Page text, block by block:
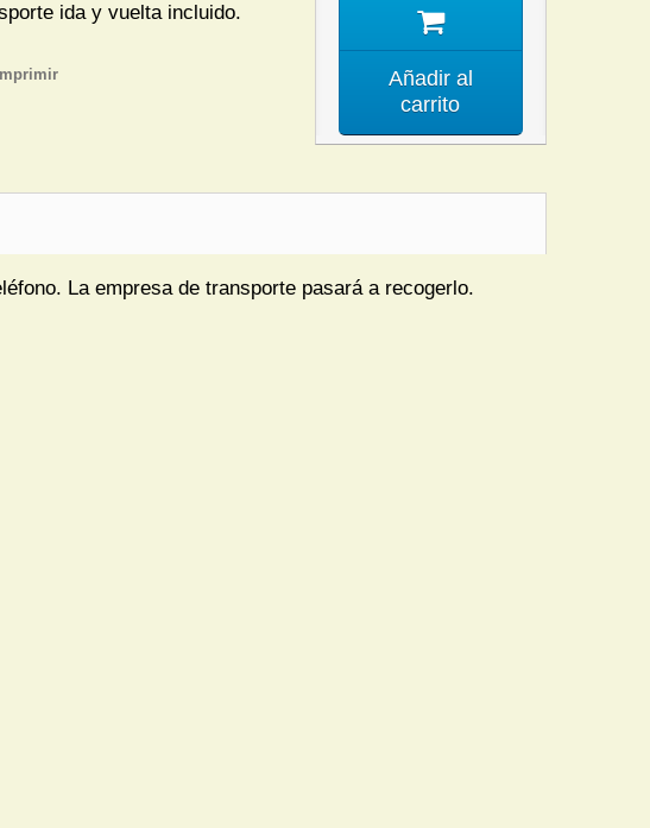
ida y vuelta incluido.
Imprimir
Añadir al
carrito
La empresa de transporte pasará a recogerlo.